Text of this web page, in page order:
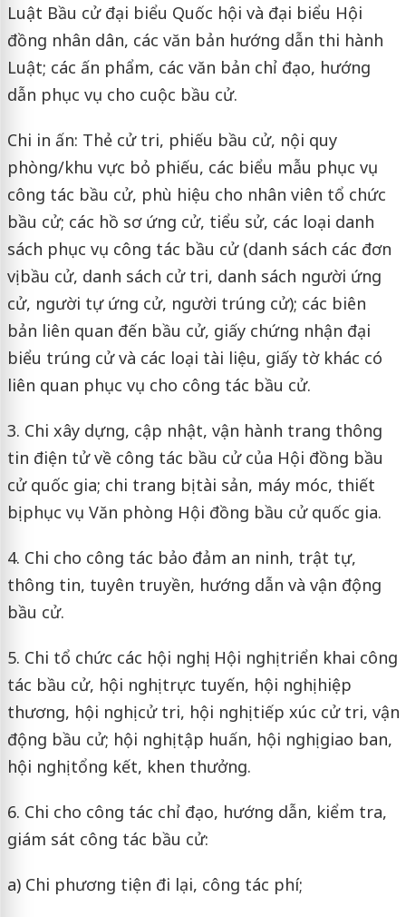
Luật Bầu cử đại biểu Quốc hội và đại biểu Hội
đồng nhân dân, các văn bản hướng dẫn thi hành
Luật; các ấn phẩm, các văn bản chỉ đạo, hướng
dẫn phục vụ cho cuộc bầu cử.
Chi in ấn: Thẻ cử tri, phiếu bầu cử, nội quy
phòng/khu vực bỏ phiếu, các biểu mẫu phục vụ
công tác bầu cử, phù hiệu cho nhân viên tổ chức
bầu cử; các hồ sơ ứng cử, tiểu sử, các loại danh
sách phục vụ công tác bầu cử (danh sách các đơn
vị bầu cử, danh sách cử tri, danh sách người ứng
cử, người tự ứng cử, người trúng cử); các biên
bản liên quan đến bầu cử, giấy chứng nhận đại
biểu trúng cử và các loại tài liệu, giấy tờ khác có
liên quan phục vụ cho công tác bầu cử.
3. Chi xây dựng, cập nhật, vận hành trang thông
tin điện tử về công tác bầu cử của Hội đồng bầu
cử quốc gia; chi trang bị tài sản, máy móc, thiết
bịphục vụ Văn phòng Hội đồng bầu cử quốc gia.
4. Chi cho công tác bảo đảm an ninh, trật tự,
thông tin, tuyên truyền, hướng dẫn và vận động
bầu cử.
5. Chi tổ chức các hội nghị: Hội nghị triển khai công
tác bầu cử, hội nghị trực tuyến, hội nghị hiệp
thương, hội nghị cử tri, hội nghị tiếp xúc cử tri, vận
động bầu cử; hội nghị tập huấn, hội nghị giao ban,
hội nghị tổng kết, khen thưởng.
6. Chi cho công tác chỉ đạo, hướng dẫn, kiểm tra,
giám sát công tác bầu cử:
a) Chi phương tiện đi lại, công tác phí;